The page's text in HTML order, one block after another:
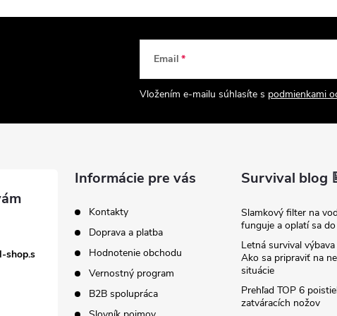
Email
Vložením e-mailu súhlasíte s podmienkami
shop.s
Informácie pre vás
Kontakty
Doprava a platba
Hodnotenie obchodu
Vernostný program
B2B spolupráca
Survival blog
Slamkový filter na
funguje a oplatí sa
Letná survival
Ako sa pripraviť na
situácie
Prehľad TOP 6
zatváracích nožov